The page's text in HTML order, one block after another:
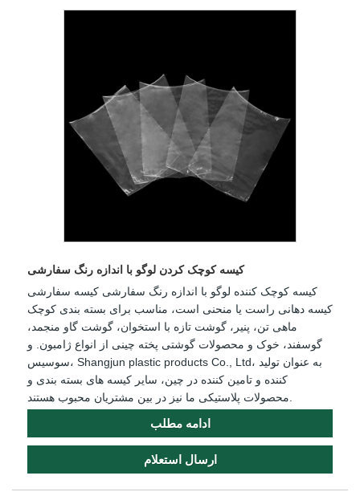
کیسه کوچک کردن لوگو با اندازه رنگ سفارشی
کیسه کوچک کننده لوگو با اندازه رنگ سفارشی کیسه سفارشی
کیسه دهانی راست یا منحنی است، مناسب برای بسته بندی کوچک
ماهی تن، پنیر، گوشت تازه با استخوان، گوشت گاو منجمد،
گوسفند، خوک و محصولات گوشتی پخته چینی از انواع ژامبون. و
سوسیس، Shangjun plastic products Co., Ltd، به عنوان تولید
کننده و تامین کننده در چین، سایر کیسه های بسته بندی و
محصولات پلاستیکی ما نیز در بین مشتریان محبوب هستند.
ادامه مطلب
ارسال استعلام